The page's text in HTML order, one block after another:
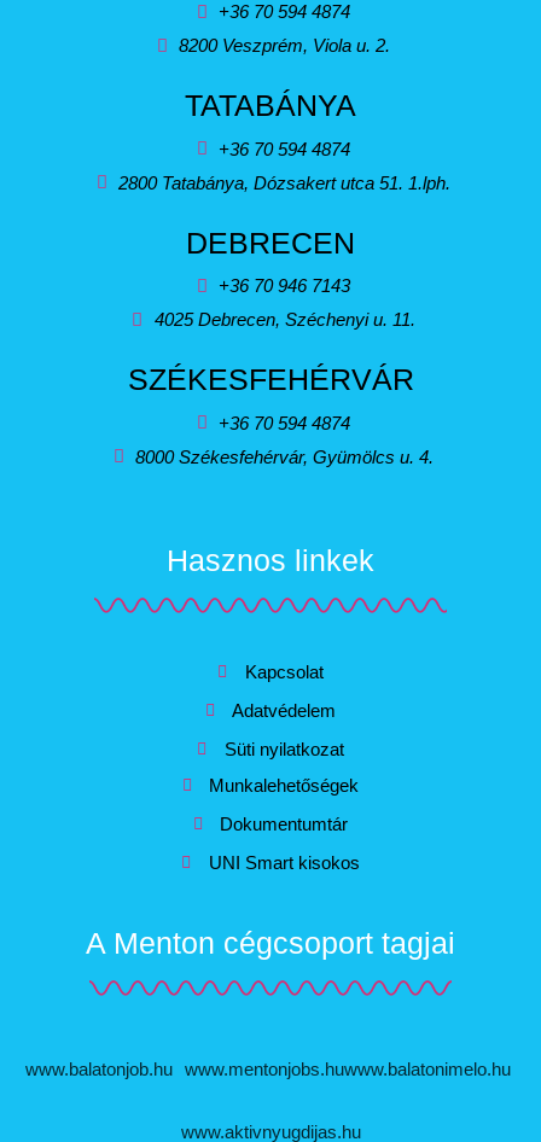
+36 70 594 4874
8200 Veszprém, Viola u. 2.
TATABÁNYA
+36 70 594 4874
2800 Tatabánya, Dózsakert utca 51. 1.lph.
DEBRECEN
+36 70 946 7143
4025 Debrecen, Széchenyi u. 11.
SZÉKESFEHÉRVÁR
+36 70 594 4874
8000 Székesfehérvár, Gyümölcs u. 4.
A Menton cégcsoport tagjai
www.balatonjob.hu www.mentonjobs.huwww.balatonimelo.hu
www.aktivnyugdijas.hu
Hasznos linkek
Kapcsolat
Adatvédelem
Süti nyilatkozat
Munkalehetőségek
Dokumentumtár
UNI Smart kisokos